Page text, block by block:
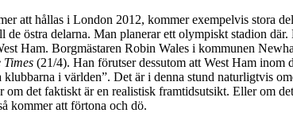
att hållas i London 2012, kommer exempelvis stora
de östra delarna. Man planerar ett olympiskt stadion där.
Ham. Borgmästaren Robin Wales i kommunen
Times (21/4). Han förutser dessutom att West Ham inom
klubbarna i världen”. Det är i denna stund naturligtvis
om det faktiskt är en realistisk framtidsutsikt. Eller om
kommer att förtona och dö.